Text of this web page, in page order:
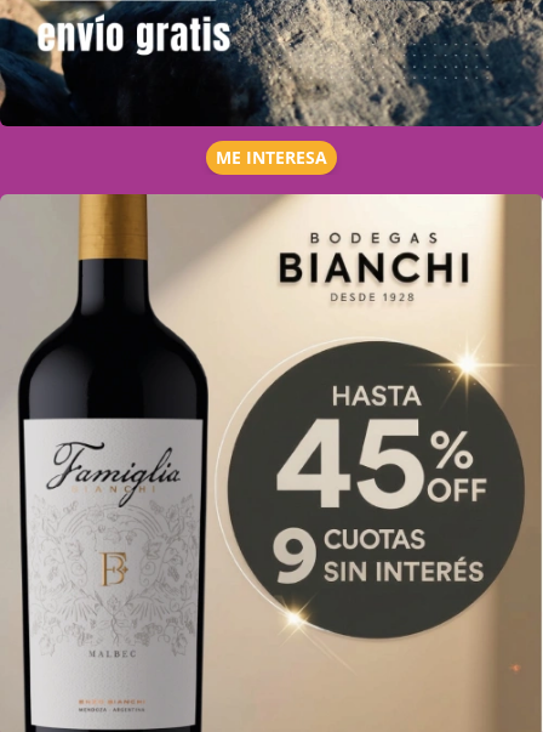
ME INTERESA